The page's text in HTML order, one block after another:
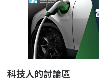
科技人的討論區